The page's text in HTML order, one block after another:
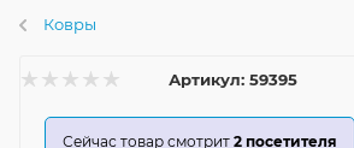
Ковры
Артикул: 59395
Сейчас товар смотрит 2 посетителя